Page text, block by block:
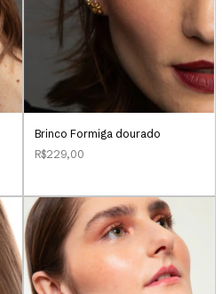
Brinco Formiga dourado
R$229,00